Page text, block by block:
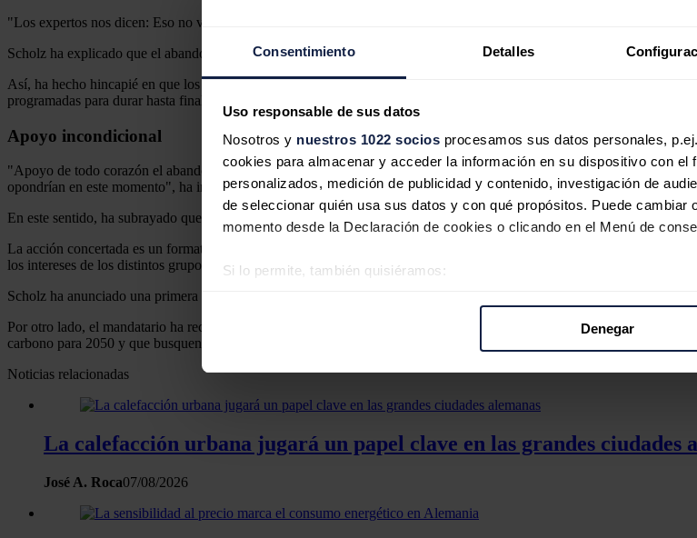
Consentimiento Detalles
Uso responsable de sus datos
Nosotros y nuestros 1022 socios procesamos sus datos personales,
cookies para almacenar y acceder la información en su dispositivo con el
personalizados, medición de publicidad y contenido, investigación de
de seleccionar quién usa sus datos y con qué propósitos. Puede cambiar
momento desde la Declaración de cookies o clicando en el Menú de
Si lo permite, también quisiéramos:
Las cookies de este sitio web se usan para personalizar el contenido y
redes sociales, publicidad y análisis web, quienes pueden combinarla con
Denegar
"Los expertos nos dicen: Eso no va a funcionar", ha afirmado Scholz en una entrevista con el diario 'Münchner Merkur'.
Scholz ha explicado que el abandono de la energía nuclear en Alemania se decidió hace tiempo.
Así, ha hecho hincapié en que los elementos de combustible y los intervalos de mantenimiento necesarios de las
programadas para durar hasta finales de año y conseguir otras nuevas llevaría entre 12 y 18 meses.
Apoyo incondicional
"Apoyo de todo corazón el abandono de la energía nuclear. Al mismo tiempo, si fuera posible prolongar el tiempo de
opondrían en este momento", ha indicado el canciller de Alemania, agregando que "sin embargo, eso no es posible".
En este sentido, ha subrayado que el aumento de los precios debido a la invasión rusa de Ucrania se dejará sentir en
La acción concertada es un formato de votación de los años sesenta que reunía a representantes de las empresas, la
los intereses de los distintos grupos.
Scholz ha anunciado una primera reunión de este tipo para el 4 de julio: "El objetivo es que nos reunamos y
Por otro lado, el mandatario ha recalcado que propondría la formación de un club del clima en la próxima cumbre del
carbono para 2050 y que busquen desarrollar procedimientos conjuntos para ello.
Noticias relacionadas
La calefacción urbana jugará un papel clave en las grandes ciudades
José A. Roca07/08/2026